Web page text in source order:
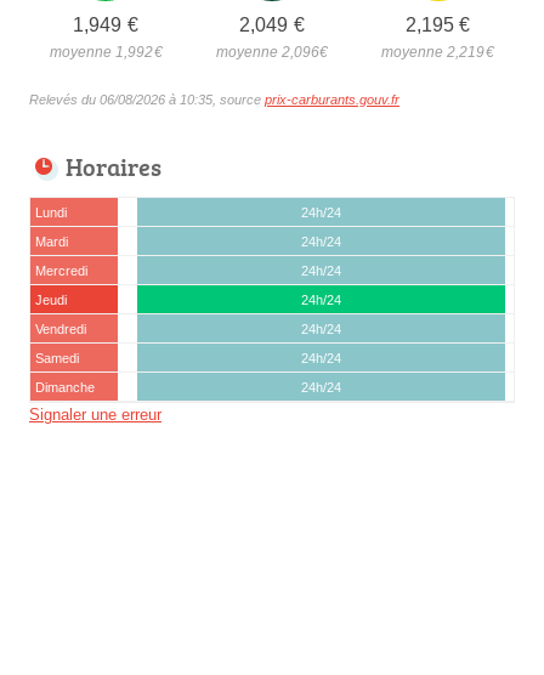
1,949 €
moyenne 1,992€
2,049 €
moyenne 2,096€
2,195 €
moyenne 2,219€
Relevés du 06/08/2026 à 10:35, source prix-carburants.gouv.fr
Horaires
Lundi
24h/24
Mardi
24h/24
Mercredi
24h/24
Jeudi
24h/24
Vendredi
24h/24
Samedi
24h/24
Dimanche
24h/24
Signaler une erreur